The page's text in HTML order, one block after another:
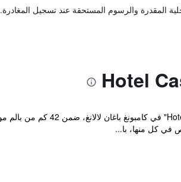
المقدرة والرسوم المستحقة عند تسجيل المغادرة.
في كل منها، با...